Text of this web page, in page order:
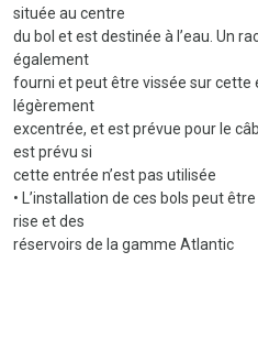
située au centre
du bol et est destinée à l’eau. Un
également
fourni et peut être vissée sur cette
légèrement
excentrée, et est prévue pour le
est prévu si
cette entrée n’est pas utilisée
• L’installation de ces bols peut
rise et des
réservoirs de la gamme Atlantic